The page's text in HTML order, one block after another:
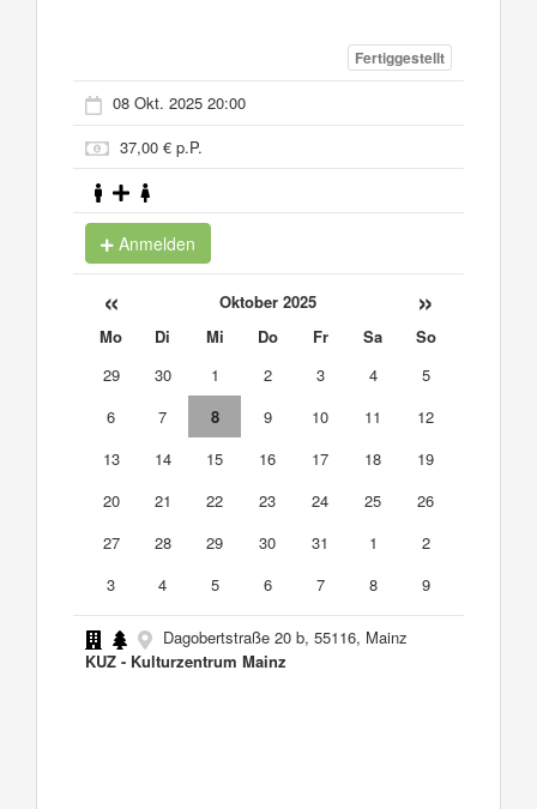
Fertiggestellt
08 Okt. 2025 20:00
37,00 € p.P.
Anmelden
« Oktober 2025 »
Mo Di Mi Do Fr Sa
So
29
30 1 2 3 4
5
6
7 8 9 10 11
12
13
14 15 16 17 18
19
20
21 22 23 24 25
26
27
28 29 30 31 1
2
3
4 5 6 7 8 9
Dagobertstraße 20 b, 55116, Mainz
KUZ - Kulturzentrum Mainz